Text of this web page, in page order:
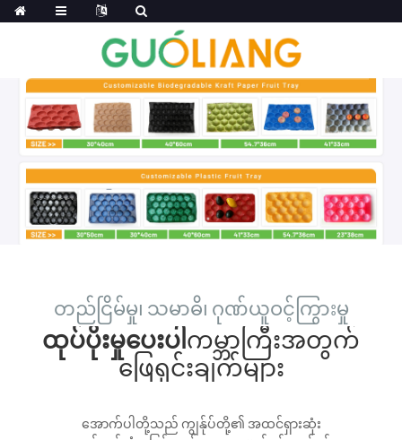
တည်ငြိမ်မှု၊ သမာဓိ၊ ဂုဏ်ယူဝင့်ကြွားမှု
ထုပ်ပိုးမှုပေးပါ ကမ္ဘာကြီးအတွက်
ဖြေရှင်းချက်များ
အောက်ပါတို့သည် ကျွန်ုပ်တို့၏ အထင်ရှားဆုံး